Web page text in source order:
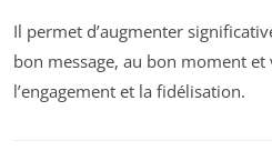
Il permet d’augmenter
bon message, au bon moment et
l’engagement et la fidélisation.